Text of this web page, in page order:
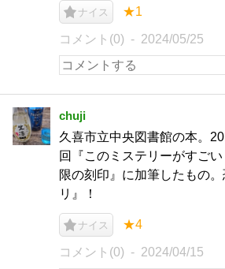
ナイス ★1
コメント(0) 2024/05/25
chuji
久喜市立中央図書館の本。
回『このミステリーがすご
限の刻印』に加筆したもの
リ』！
ナイス ★4
コメント(0) 2024/04/15